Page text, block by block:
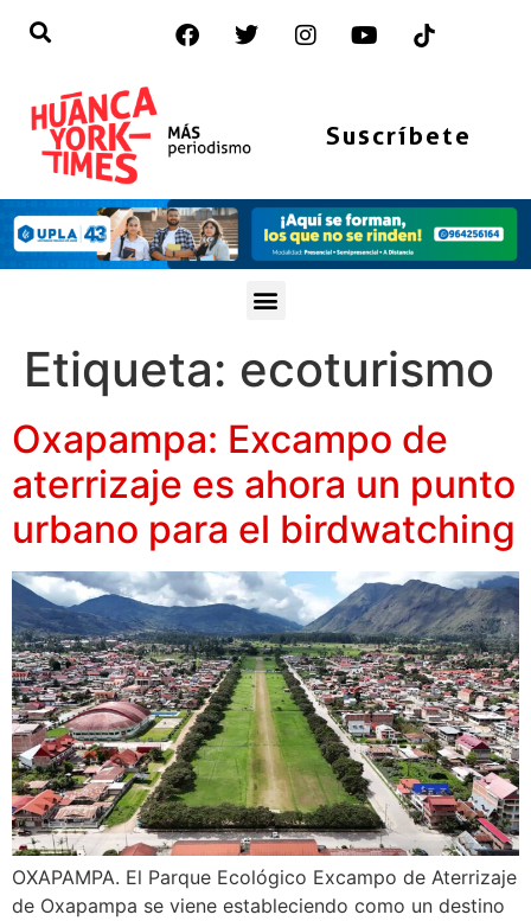
Suscríbete
Etiqueta: ecoturismo
Oxapampa: Excampo de
aterrizaje es ahora un punto
urbano para el birdwatching
OXAPAMPA. El Parque Ecológico Excampo de Aterrizaje
de Oxapampa se viene estableciendo como un destino